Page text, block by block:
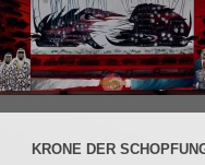
KRONE DER